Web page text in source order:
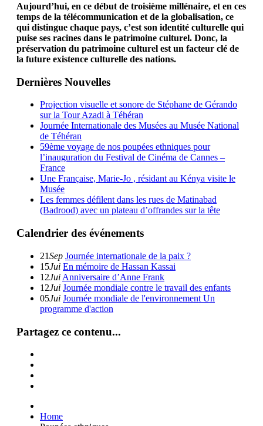
Aujourd’hui, en ce début de troisième millénaire, et en ces
temps de la télécommunication et de la globalisation, ce
qui distingue chaque pays, c’est son identité culturelle qui
puise ses racines dans le patrimoine culturel. Donc, la
préservation du patrimoine culturel est un facteur clé de
la future existence culturelle des nations.
Dernières Nouvelles
Projection visuelle et sonore de Stéphane de Gérando
sur la Tour Azadi à Téhéran
Journée Internationale des Musées au Musée National
de Téhéran
59ème voyage de nos poupées ethniques pour
l’inauguration du Festival de Cinéma de Cannes –
France
Une Française, Marie-Jo , résidant au Kénya visite le
Musée
Les femmes défilent dans les rues de Matinabad
(Badrood) avec un plateau d’offrandes sur la tête
Calendrier des événements
21Sep Journée internationale de la paix ?
15Jui En mémoire de Hassan Kassai
12Jui Anniversaire d’Anne Frank
12Jui Journée mondiale contre le travail des enfants
05Jui Journée mondiale de l'environnement Un
programme d'action
Partagez ce contenu...
Home